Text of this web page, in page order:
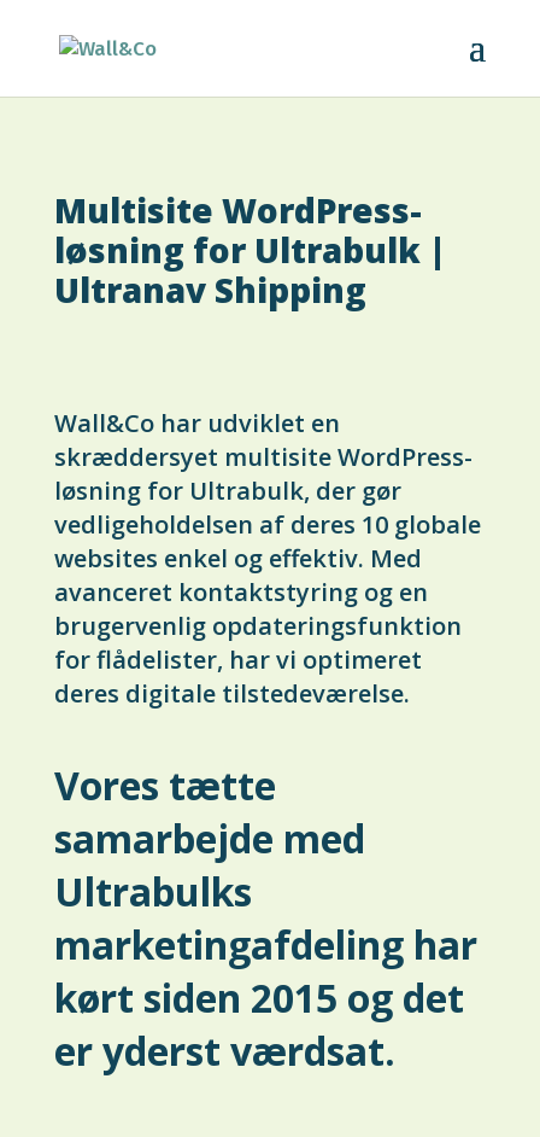
Multisite WordPress-
løsning for Ultrabulk |
Ultranav Shipping
Wall&Co har udviklet en
skræddersyet multisite WordPress-
løsning for Ultrabulk, der gør
vedligeholdelsen af deres 10 globale
websites enkel og effektiv. Med
avanceret kontaktstyring og en
brugervenlig opdateringsfunktion
for flådelister, har vi optimeret
deres digitale tilstedeværelse.
Vores tætte
samarbejde med
Ultrabulks
marketingafdeling har
kørt siden 2015 og det
er yderst værdsat.